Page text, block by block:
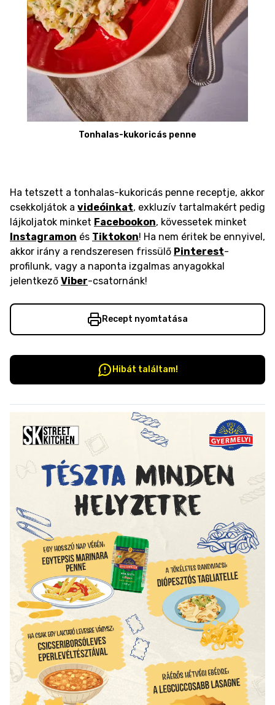
Tonhalas-kukoricás penne
Ha tetszett a tonhalas-kukoricás penne receptje, akkor
csekkoljátok a videóinkat, exkluzív tartalmakért pedig
lájkoljatok minket Facebookon, kövessetek minket
Instagramon és Tiktokon! Ha nem éritek be ennyivel,
akkor irány a rendszeresen frissülő Pinterest-
profilunk, vagy a naponta izgalmas anyagokkal
jelentkező Viber-csatornánk!
Recept nyomtatása
Hibát találtam!